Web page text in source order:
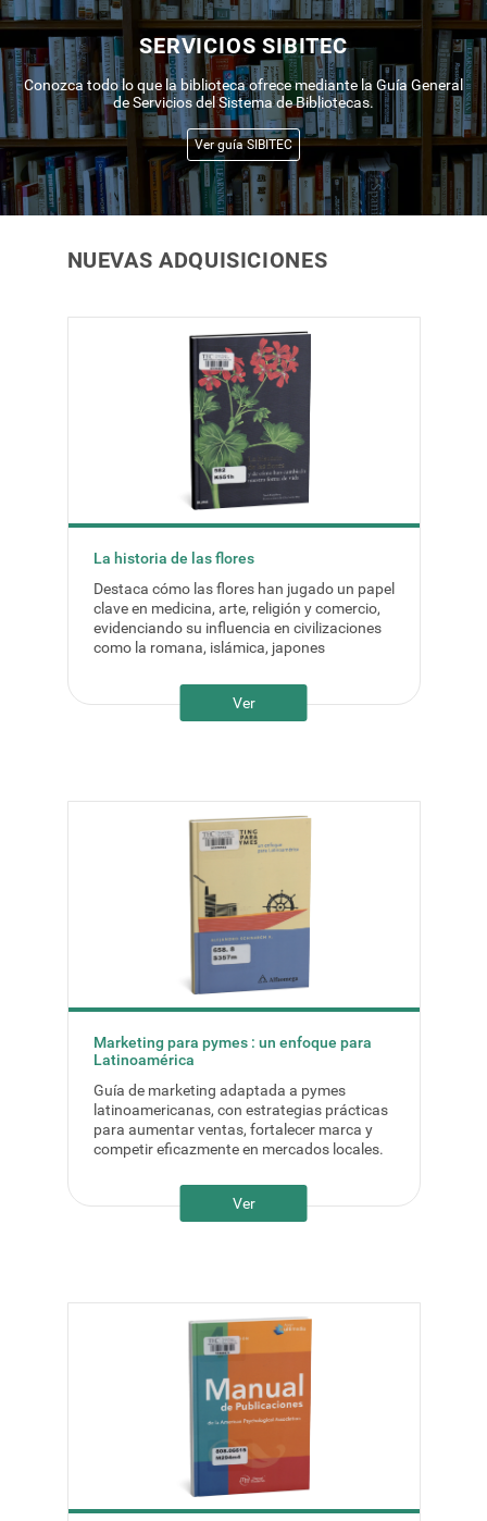
SERVICIOS SIBITEC
Conozca todo lo que la biblioteca ofrece mediante la Guía General
de Servicios del Sistema de Bibliotecas.
Ver guía SIBITEC
NUEVAS ADQUISICIONES
La historia de las flores
Destaca cómo las flores han jugado un papel
clave en medicina, arte, religión y comercio,
evidenciando su influencia en civilizaciones
como la romana, islámica, japones
Ver
Marketing para pymes : un enfoque para
Latinoamérica
Guía de marketing adaptada a pymes
latinoamericanas, con estrategias prácticas
para aumentar ventas, fortalecer marca y
competir eficazmente en mercados locales.
Ver